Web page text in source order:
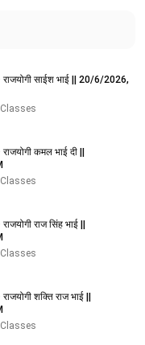
राजयोगी साईश भाई || 20/6/2026,
कमल भाई दी ||
राज सिंह भाई ||
शक्ति राज भाई ||